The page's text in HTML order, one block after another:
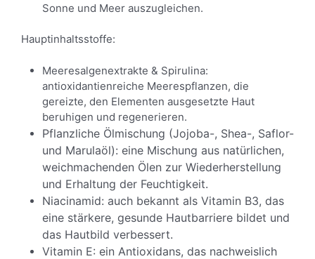
Sonne und Meer auszugleichen.
Hauptinhaltsstoffe:
Meeresalgenextrakte & Spirulina:
antioxidantienreiche Meerespflanzen, die
gereizte, den Elementen ausgesetzte Haut
beruhigen und regenerieren.
Pflanzliche Ölmischung (Jojoba-, Shea-, Saflor-
und Marulaöl): eine Mischung aus natürlichen,
weichmachenden Ölen zur Wiederherstellung
und Erhaltung der Feuchtigkeit.
Niacinamid: auch bekannt als Vitamin B3, das
eine stärkere, gesunde Hautbarriere bildet und
das Hautbild verbessert.
Vitamin E: ein Antioxidans, das nachweislich